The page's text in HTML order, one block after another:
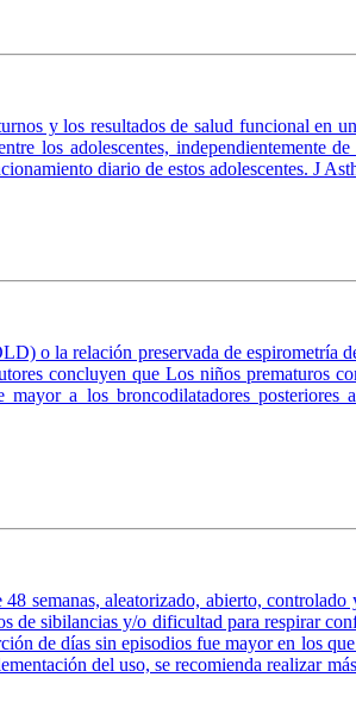
y los resultados de salud funcional en
los adolescentes, independientemente
diario de estos adolescentes. J
o la relación preservada de espirometría
concluyen que Los niños prematuros
a los broncodilatadores posteriores
semanas, aleatorizado, abierto,
de sibilancias y/o dificultad para respirar
de días sin episodios fue mayor en los
del uso, se recomienda realizar